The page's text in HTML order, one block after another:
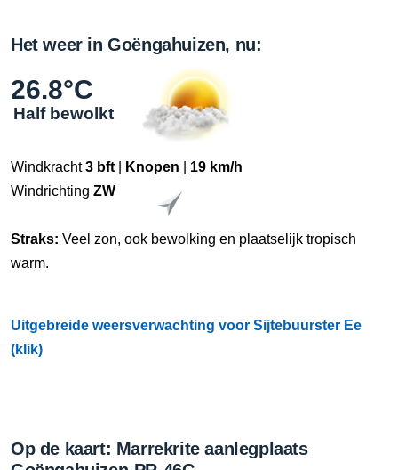
Het weer in Goëngahuizen, nu:
26.8°C
Half bewolkt
Windkracht3 bft Knopen
19 km/h
Windrichting ZW
Straks: Veel zon, ook bewolking en plaatselijk tropisch
warm.
Uitgebreide weersverwachting voor Sijtebuurster Ee
(klik)
Op de kaart: Marrekrite aanlegplaats